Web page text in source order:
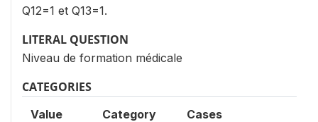
Q12=1 et Q13=1.
LITERAL QUESTION
Niveau de formation médicale
CATEGORIES
Value Category Cases